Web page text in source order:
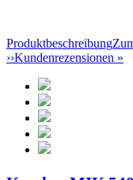
Produktbeschreibung
››Kundenrezensionen »